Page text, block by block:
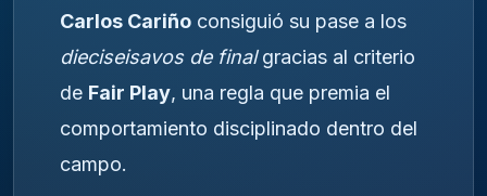
Carlos Cariño consiguió su pase a los
dieciseisavos de finalgracias al criterio
de Fair Play, una regla que premia el
comportamiento disciplinado dentro del
campo.